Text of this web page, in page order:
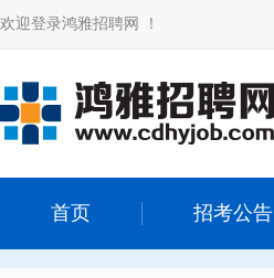
欢迎登录鸿雅招聘网 ！
首页 招考公告